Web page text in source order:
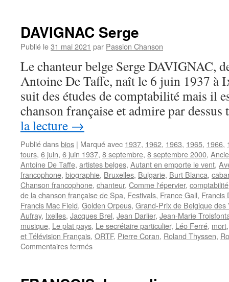
DAVIGNAC Serge
Publié le31 mai 2021 par Passion Chanson
Le chanteur belge Serge DAVIGNAC,
Antoine De Taffe, naît le 6 juin 1937 à
suit des études de comptabilité mais il
chanson française et admire par
la lecture →
Publié dansbios | Marqué avec 1937, 1962, 1963, 1965, 1966,
tours, 6 juin, 6 juin 1937, 8 septembre, 8 septembre 2000,
Antoine De Taffe, artistes belges, Autant en emporte le vent,
francophone, biographie, Bruxelles, Bulgarie, Burt Blanca,
Chanson francophone, chanteur, Comme l'épervier, comptabilité
de la chanson française de Spa, Festivals, France Gall, Francis
Francis Mac Field, Golden Orpeus, Grand-Prix de Belgique des
Aufray, Ixelles, Jacques Brel, Jean Darlier, Jean-Marie
musique, Le plat pays, Le secrétaire particulier, Léo Ferré, mort
et Télévision Français, ORTF, Pierre Coran, Roland Thyssen,
Commentaires ferméssur